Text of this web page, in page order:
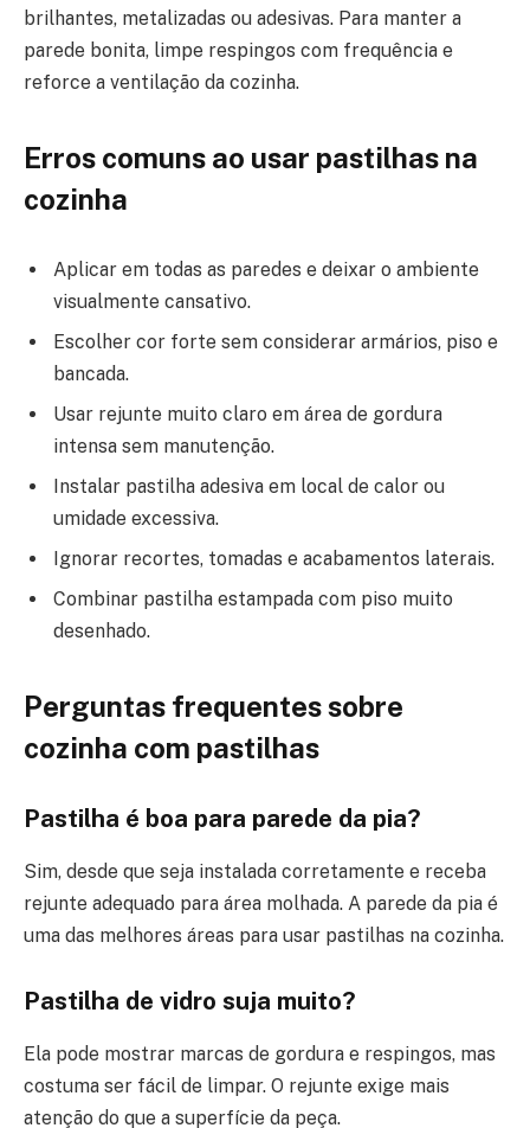
brilhantes, metalizadas ou adesivas. Para manter a
parede bonita, limpe respingos com frequência e
reforce a ventilação da cozinha.
Erros comuns ao usar pastilhas na
cozinha
Aplicar em todas as paredes e deixar o ambiente
visualmente cansativo.
Escolher cor forte sem considerar armários, piso e
bancada.
Usar rejunte muito claro em área de gordura
intensa sem manutenção.
Instalar pastilha adesiva em local de calor ou
umidade excessiva.
Ignorar recortes, tomadas e acabamentos laterais.
Combinar pastilha estampada com piso muito
desenhado.
Perguntas frequentes sobre
cozinha com pastilhas
Pastilha é boa para parede da pia?
Sim, desde que seja instalada corretamente e receba
rejunte adequado para área molhada. A parede da pia é
uma das melhores áreas para usar pastilhas na cozinha.
Pastilha de vidro suja muito?
Ela pode mostrar marcas de gordura e respingos, mas
costuma ser fácil de limpar. O rejunte exige mais
atenção do que a superfície da peça.